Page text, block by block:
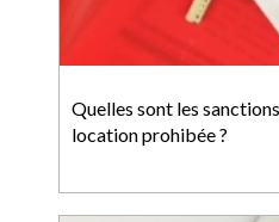
Quelles sont les
location prohibée ?